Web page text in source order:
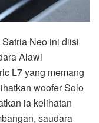
Neo ini diisi
Alawi
L7 yang memang
woofer Solo
ia kelihatan
saudara